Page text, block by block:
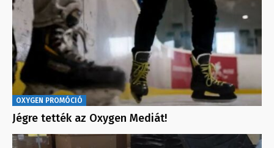
OXYGEN PROMÓCIÓ
Jégre tették az Oxygen Mediát!